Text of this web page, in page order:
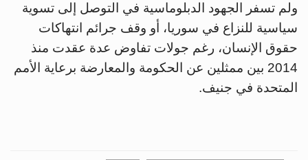
ولم تسفر الجهود الدبلوماسية في التوصل إلى تسوية
سياسية للنزاع في سوريا، أو وقف جرائم انتهاكات
حقوق الإنسان، رغم جولات تفاوض عدة عقدت منذ
2014 بين ممثلين عن الحكومة والمعارضة برعاية الأمم
المتحدة في جنيف.